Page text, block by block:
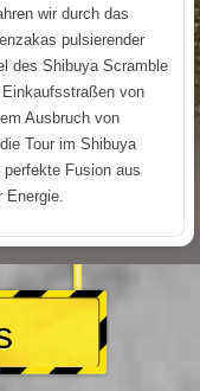
wir durch das
pulsierender
des Shibuya Scramble
von
Ausbruch von
Tour im Shibuya
Fusion aus